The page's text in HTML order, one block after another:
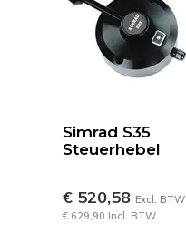
Simrad S35
Steuerhebel
€ 520,58 Excl. BTW
€ 629,90 Incl. BTW